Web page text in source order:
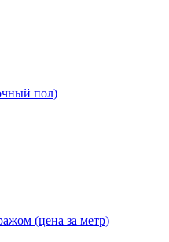
пол)
(цена за метр)